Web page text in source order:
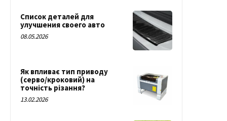
Список деталей для
улучшения своего авто
08.05.2026
Як впливає тип приводу
(серво/кроковий) на
точність різання?
13.02.2026